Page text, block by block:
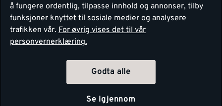
å fungere ordentlig, tilpasse innhold og annonser, tilby
funksjoner knyttet til sosiale medier og analysere
trafikken vår. For øvrig vises det til vår
personvernerklæring.
Godta alle
Se igjennom